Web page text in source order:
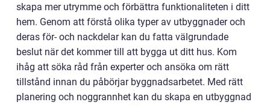
skapa mer utrymme och förbättra funktionaliteten i ditt
hem. Genom att förstå olika typer av utbyggnader och
deras för- och nackdelar kan du fatta välgrundade
beslut när det kommer till att bygga ut ditt hus. Kom
ihåg att söka råd från experter och ansöka om rätt
tillstånd innan du påbörjar byggnadsarbetet. Med rätt
planering och noggrannhet kan du skapa en utbyggnad